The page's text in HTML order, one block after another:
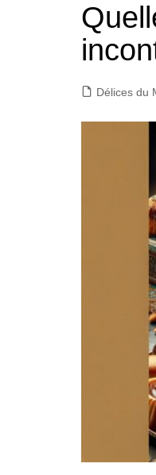
Délices du